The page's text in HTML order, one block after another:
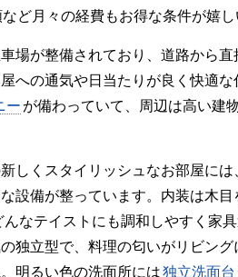
ど月々の経費もお得な条件が嬉し
場が整備されており、道路から
への通気や日当たりが良く快適
ー が備わっていて、周辺は高い建
しくスタイリッシュなお部屋には
設備が整っています。内装は木
んなテイストにも調和しやすく家
独立型で、料理の匂いがリビン
明るい色の洗面所には独立洗面台